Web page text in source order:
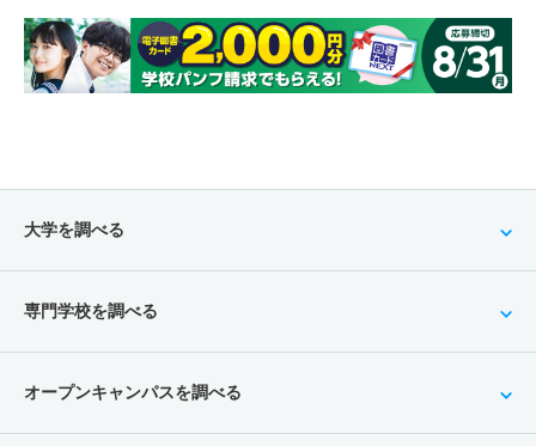
大学を調べる
専門学校を調べる
オープンキャンパスを調べる